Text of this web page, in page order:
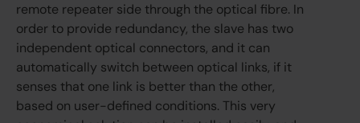
remote repeater side through the optical fibre. In
order to provide redundancy, the slave has two
independent optical connectors, and it can
automatically switch between optical links, if it
senses that one link is better than the other,
based on user-defined conditions. This very